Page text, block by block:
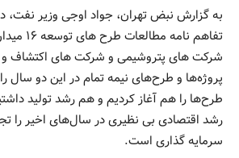
به گزارش نبض تهران، جواد اوجی وزیر نفت،
تفاهم
شرکت های پتروشیمی و شرکت های اکتشاف و
پروژه‌ها و طرح‌های نیمه تمام در این دو سال
طرح‌ها را هم آغاز کردیم و هم رشد تولید
رشد اقتصادی بی نظیری در سال‌های اخیر را
سرمایه گذاری است.